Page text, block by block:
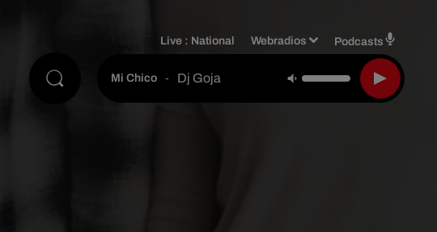
Live : National Webradios Podcasts
Mi Chico - Dj Goja